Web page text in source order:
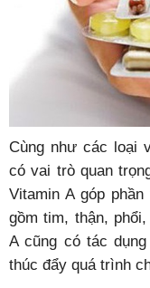
Cùng như các loại
có vai trò quan
Vitamin A góp
gồm tim, thận,
A cũng có tác
thúc đẩy quá trình